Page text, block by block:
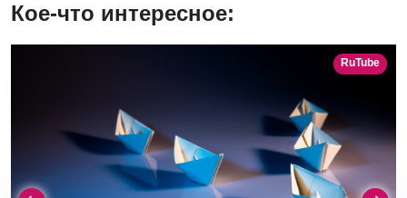
Кое-что интересное:
RuTube